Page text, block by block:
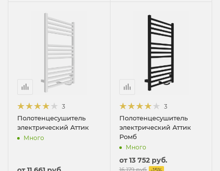
3
Полотенцесушитель
электрический Аттик
Много
3
Полотенцесушитель
электрический Аттик
Ромб
Много
от13 752 руб.
16 179 руб.